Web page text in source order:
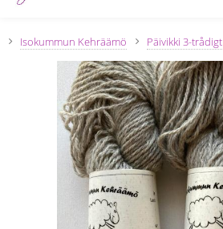
Isokummun Kehräämö Päivikki 3-trådigt